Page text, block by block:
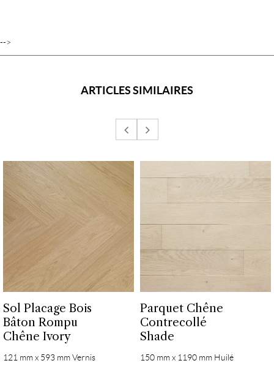
-->
ARTICLES SIMILAIRES
Sol Placage Bois
Bâton Rompu
Chêne Ivory
121 mm x 593 mm Vernis
Parquet Chêne
Contrecollé
Shade
150 mm x 1190 mm Huilé